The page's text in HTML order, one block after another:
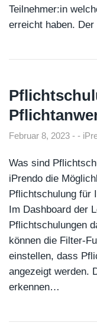
Teilnehmer:in
erreicht haben.
Februar 8, 2023
Was sind
iPrendo die
Pflichtschulung für
Im Dashboard der
Pflichtschulungen
können die Filter-
einstellen, dass
angezeigt werden.
erkennen…